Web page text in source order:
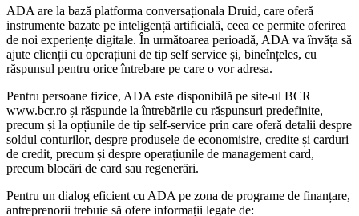
ADA are la bază platforma conversaționala Druid, care oferă
instrumente bazate pe inteligență artificială, ceea ce permite oferirea
de noi experiențe digitale. În următoarea perioadă, ADA va învăța să
ajute clienții cu operațiuni de tip self service și, bineînțeles, cu
răspunsul pentru orice întrebare pe care o vor adresa.
Pentru persoane fizice, ADA este disponibilă pe site-ul BCR
www.bcr.ro și răspunde la întrebările cu răspunsuri predefinite,
precum și la opțiunile de tip self-service prin care oferă detalii despre
soldul conturilor, despre produsele de economisire, credite și carduri
de credit, precum și despre operațiunile de management card,
precum blocări de card sau regenerări.
Pentru un dialog eficient cu ADA pe zona de programe de finanțare,
antreprenorii trebuie să ofere informații legate de: